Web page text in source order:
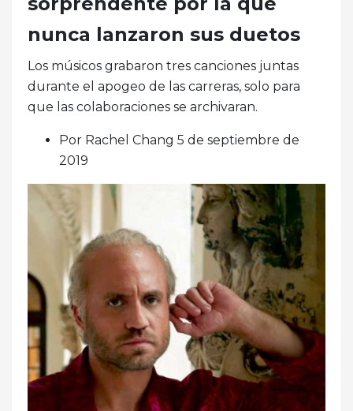
nunca lanzaron sus duetos
Los músicos grabaron tres canciones juntas
durante el apogeo de las carreras, solo para
que las colaboraciones se archivaran.
Por Rachel Chang 5 de septiembre de
2019